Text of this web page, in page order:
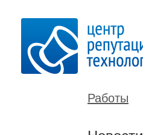
Работы